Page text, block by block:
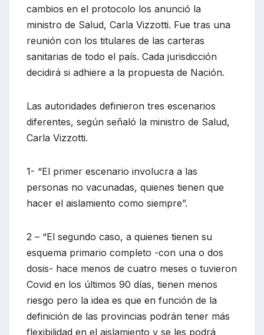
cambios en el protocolo los anunció la
ministro de Salud, Carla Vizzotti. Fue tras una
reunión con los titulares de las carteras
sanitarias de todo el país. Cada jurisdicción
decidirá si adhiere a la propuesta de Nación.
Las autoridades definieron tres escenarios
diferentes, según señaló la ministro de Salud,
Carla Vizzotti.
1- “El primer escenario involucra a las
personas no vacunadas, quienes tienen que
hacer el aislamiento como siempre”.
2 – “El segundo caso, a quienes tienen su
esquema primario completo -con una o dos
dosis- hace menos de cuatro meses o tuvieron
Covid en los últimos 90 días, tienen menos
riesgo pero la idea es que en función de la
definición de las provincias podrán tener más
flexibilidad en el aislamiento y se les podrá